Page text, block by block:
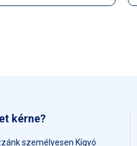
kérne?
személyesen Kígyó